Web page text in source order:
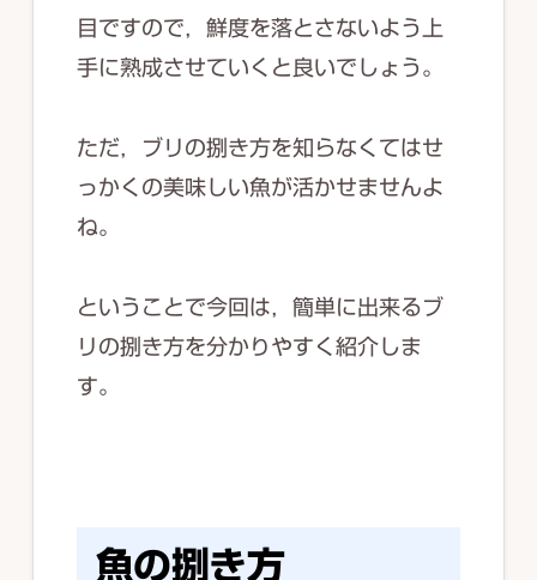
目ですので，鮮度を落とさないよう上
手に熟成させていくと良いでしょう。
ただ，ブリの捌き方を知らなくてはせ
っかくの美味しい魚が活かせませんよ
ね。
ということで今回は，簡単に出来るブ
リの捌き方を分かりやすく紹介しま
す。
魚の捌き方